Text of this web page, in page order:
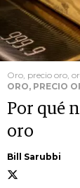
Oro, precio oro,
ORO, PRECIO
Por qué
oro
Bill Sarubbi